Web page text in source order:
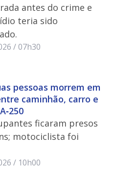
antes do crime e
teria sido
/ 07h30
pessoas morrem em
caminhão, carro e
ficaram presos
motociclista foi
/ 10h00